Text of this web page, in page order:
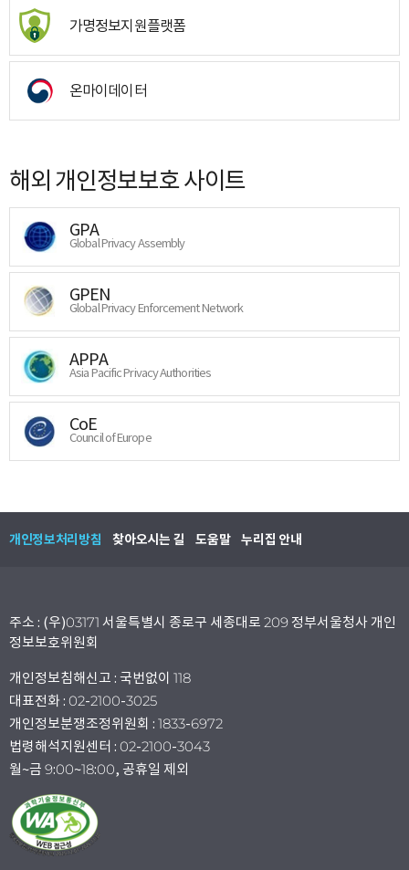
가명정보지원플랫폼
온마이데이터
해외 개인정보보호 사이트
GPA
Global Privacy Assembly
GPEN
Global Privacy Enforcement Network
APPA
Asia Pacific Privacy Authorities
CoE
Council of Europe
개인정보처리방침 찾아오시는 길 도움말 누리집 안내
주소 : (우)03171 서울특별시 종로구 세종대로 209 정부서울청사 개인
정보보호위원회
개인정보침해신고 : 국번없이 118
대표전화 : 02-2100-3025
개인정보분쟁조정위원회 : 1833-6972
법령해석지원센터 : 02-2100-3043
월~금 9:00~18:00, 공휴일 제외